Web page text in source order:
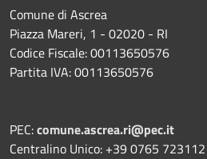
Comune di Ascrea
Piazza Mareri, 1 - 02020 - RI
Codice Fiscale: 00113650576
Partita IVA: 00113650576
PEC:comune.ascrea.ri@pec.it
Centralino Unico: +39 0765 723112